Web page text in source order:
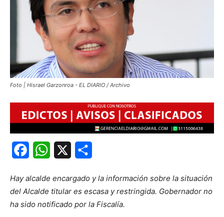
Foto | Hisrael Garzonroa - EL DIARIO / Archivo
FacebookWhatsApp
Hay alcalde encargado y la información sobre la situación
del Alcalde titular es escasa y restringida. Gobernador no
ha sido notificado por la Fiscalía.